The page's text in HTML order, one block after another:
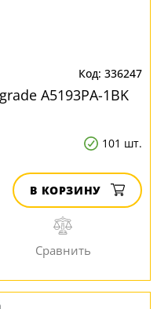
336247
A5193PA-1BK
101 шт.
В КОРЗИНУ